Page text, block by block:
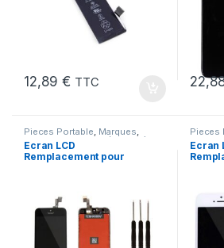
12,89€ TTC
Pieces Portable Marques
Apple iPhone 5 SE (1er Gen)
Ecran LCD
Remplacement pour
Pieces
Apple
Ecran
tactile